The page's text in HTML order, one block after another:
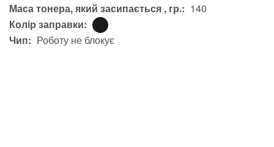
Маса тонера, який засипається , гр.: 140
Колір заправки:
Чип: Роботу не блокує